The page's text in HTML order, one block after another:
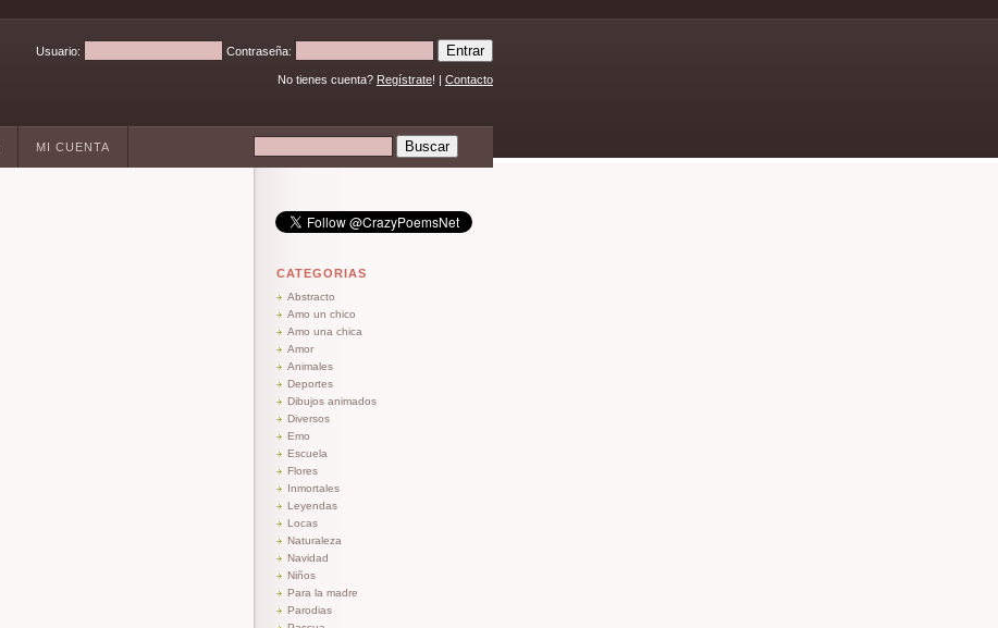
Usuario: Contraseña:
No tienes cuenta? Regístrate! | Contacto
MI CUENTA
CATEGORIAS
Abstracto
Amo un chico
Amo una chica
Amor
Animales
Deportes
Dibujos animados
Diversos
Emo
Escuela
Flores
Inmortales
Leyendas
Locas
Naturaleza
Navidad
Niños
Para la madre
Parodias